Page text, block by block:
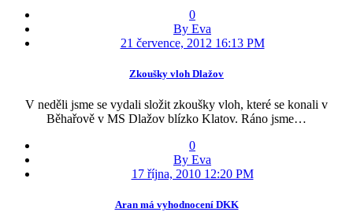
0
By Eva
21 července, 2012 16:13 PM
Zkoušky vloh Dlažov
V neděli jsme se vydali složit zkoušky vloh, které se konali v
Běhařově v MS Dlažov blízko Klatov. Ráno jsme…
0
By Eva
17 října, 2010 12:20 PM
Aran má vyhodnocení DKK